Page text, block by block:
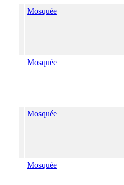
Mosquée
Mosquée
Mosquée
Mosquée